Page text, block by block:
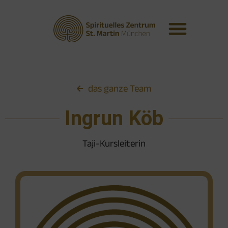
das ganze Team
Ingrun Köb
Taji-Kursleiterin